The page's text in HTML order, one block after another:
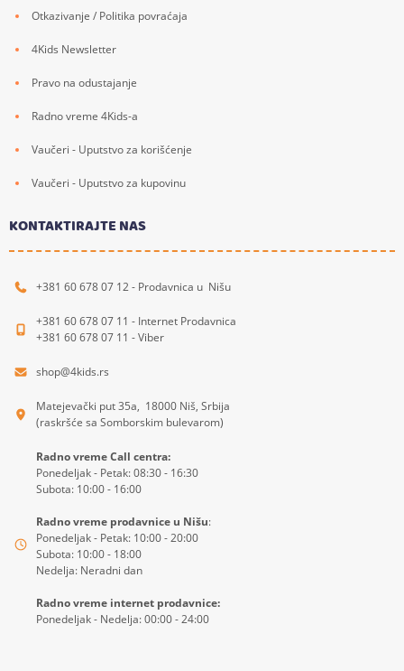
Otkazivanje / Politika povraćaja
4Kids Newsletter
Pravo na odustajanje
Radno vreme 4Kids-a
Vaučeri - Uputstvo za korišćenje
Vaučeri - Uputstvo za kupovinu
KONTAKTIRAJTE NAS
+381 60 678 07 12 - Prodavnica u Nišu
+381 60 678 07 11 - Internet Prodavnica
+381 60 678 07 11 - Viber
shop@4kids.rs
Matejevački put 35a, 18000 Niš, Srbija
(raskršće sa Somborskim bulevarom)
Radno vreme Call centra:
Ponedeljak - Petak: 08:30 - 16:30
Subota: 10:00 - 16:00
Radno vreme prodavnice u Nišu:
Ponedeljak - Petak: 10:00 - 20:00
Subota: 10:00 - 18:00
Nedelja: Neradni dan
Radno vreme internet prodavnice:
Ponedeljak - Nedelja: 00:00 - 24:00